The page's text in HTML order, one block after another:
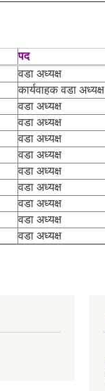
पद
वडा अध्यक्ष
कार्यवाहक वडा अध्यक्ष
वडा अध्यक्ष
वडा अध्यक्ष
वडा अध्यक्ष
वडा अध्यक्ष
वडा अध्यक्ष
वडा अध्यक्ष
वडा अध्यक्ष
वडा अध्यक्ष
वडा अध्यक्ष